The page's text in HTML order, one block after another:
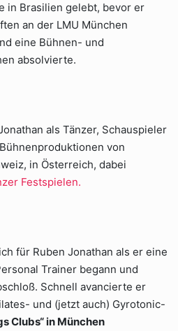
in Brasilien gelebt, bevor er
an der LMU München
eine Bühnen- und
absolvierte.
als Tänzer, Schauspieler
von
in Österreich, dabei
Festspielen.
für Ruben Jonathan als er eine
Trainer begann und
Schnell avancierte er
und (jetzt auch) Gyrotonic-
Clubs“ in München